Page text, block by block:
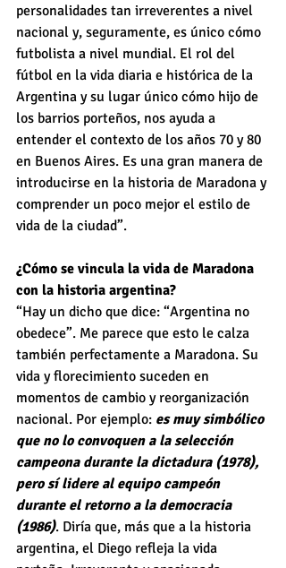
personalidades tan irreverentes a nivel
nacional y, seguramente, es único cómo
futbolista a nivel mundial. El rol del
fútbol en la vida diaria e histórica de la
Argentina y su lugar único cómo hijo de
los barrios porteños, nos ayuda a
entender el contexto de los años 70 y 80
en Buenos Aires. Es una gran manera de
introducirse en la historia de Maradona y
comprender un poco mejor el estilo de
vida de la ciudad”.
¿Cómo se vincula la vida de Maradona
con la historia argentina?
“Hay un dicho que dice: “Argentina no
obedece”. Me parece que esto le calza
también perfectamente a Maradona. Su
vida y florecimiento suceden en
momentos de cambio y reorganización
nacional. Por ejemplo: es muy simbólico
que no lo convoquen a la selección
campeona durante la dictadura (1978),
pero sí lidere al equipo campeón
durante el retorno a la democracia
(1986). Diría que, más que a la historia
argentina, el Diego refleja la vida